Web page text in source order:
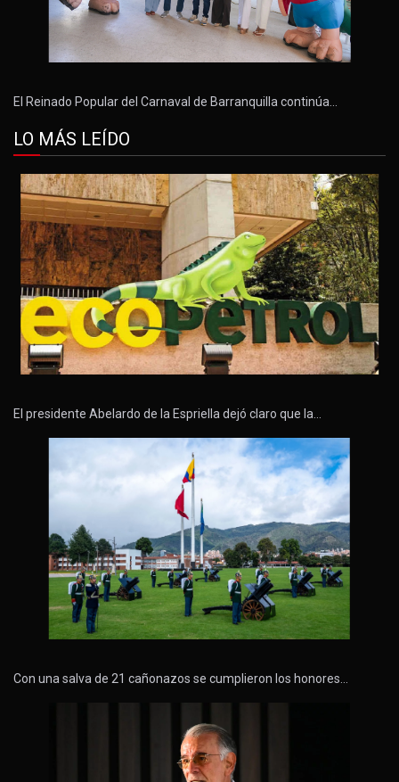
El Reinado Popular del Carnaval de Barranquilla continúa…
LO MÁS LEÍDO
El presidente Abelardo de la Espriella dejó claro que la…
Con una salva de 21 cañonazos se cumplieron los honores…